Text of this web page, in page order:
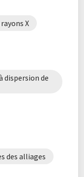
X
dispersion de
des alliages